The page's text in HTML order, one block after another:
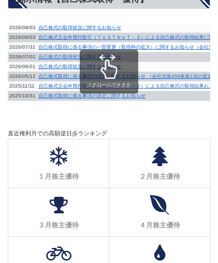
2026/08/03
自己株式の取得状況に関するお知らせ
2026/08/03
自己株式立会外買付取引（ＴｏＳＴＮｅＴ－３）による自己株式の取得結果に関
2026/07/31
自己株式取得に係る事項の一部変更（取得枠の拡大）に関するお知らせ（会社
2026/07/01
自己株式の取得状況に関するお知らせ
2026/06/01
自己株式の取得状況に関するお知らせ
2026/05/12
自己株式取得に係る事項の決定に関するお知らせ （会社法第459条第1項の規定
2025/11/11
自己株式立会外買付取引（ＴｏＳＴＮｅＴ－３）による自己株式の取得結果およ
2025/10/31
自己株式取得に係る事項の決定に関するお知らせ
スクロールできます
直近権利月での高額逆日歩ランキング
１月株主優待 ２月株主優待
３月株主優待 ４月株主優待